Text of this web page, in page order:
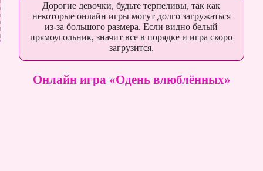
Дорогие девочки, будьте терпеливы, так как
некоторые онлайн игры могут долго загружаться
из-за большого размера. Если видно белый
прямоугольник, значит все в порядке и игра скоро
загрузится.
Онлайн игра «Одень влюблённых»